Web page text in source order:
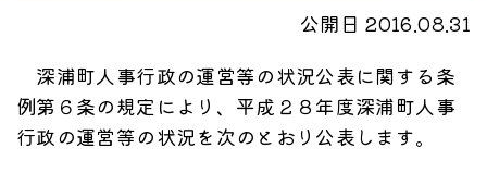
公開日 2016.08.31
深浦町人事行政の運営等の状況公表に関する条
例第６条の規定により、平成２８年度深浦町人事
行政の運営等の状況を次のとおり公表します。